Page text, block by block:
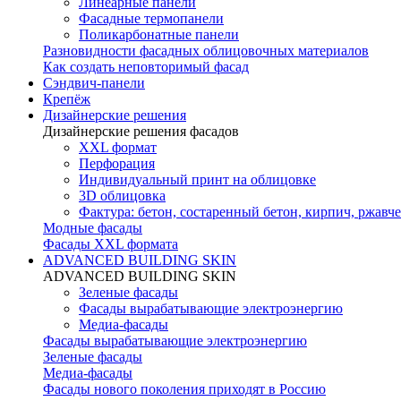
Фасадные термопанели
Поликарбонатные панели
Разновидности фасадных облицовочных материалов
Как создать неповторимый фасад
Сэндвич-панели
Крепёж
Дизайнерские решения
Дизайнерские решения фасадов
XXL формат
Перфорация
Индивидуальный принт на облицовке
3D облицовка
Фактура: бетон, состаренный бетон, кирпич,
Модные фасады
Фасады XXL формата
ADVANCED BUILDING SKIN
ADVANCED BUILDING SKIN
Зеленые фасады
Фасады вырабатывающие электроэнергию
Медиа-фасады
Фасады вырабатывающие электроэнергию
Зеленые фасады
Медиа-фасады
Фасады нового поколения приходят в Россию